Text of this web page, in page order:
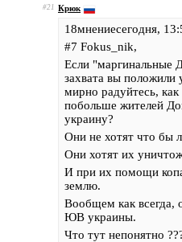
#21 Крюк
18мнениесегодня,
#7 Fokus_nik,
Если "маргинальные
захвата вы положили
мирно радуйтесь,
побольше жителей
украину?
Они не хотят что бы
Они хотят их
И при их помощи
землю.
Вообщем как всегда,
ЮВ украины.
Что тут непонятно